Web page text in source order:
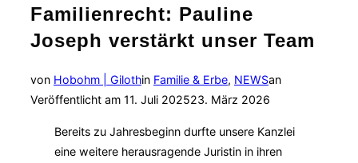
Familienrecht: Pauline
Joseph verstärkt unser Team
von Hobohm | Gilothin Familie & Erbe, NEWSan
Veröffentlicht am 11. Juli 202523. März 2026
Bereits zu Jahresbeginn durfte unsere Kanzlei
eine weitere herausragende Juristin in ihren